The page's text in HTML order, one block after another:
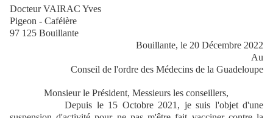
Docteur VAIRAC Yves
Pigeon - Caféière
97 125 Bouillante
Bouillante, le 20 Décembre 2022
Au
Conseil de l'ordre des Médecins de la Guadeloupe
Monsieur le Président, Messieurs les conseillers,
Depuis le 15 Octobre 2021, je suis l'objet d'une